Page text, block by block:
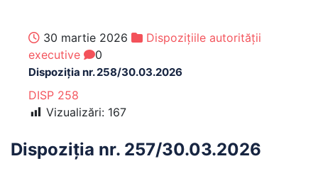
30 martie 2026
Dispozițiile autorității
executive
0
Dispoziția nr. 258/30.03.2026
DISP 258
Vizualizări: 167
Dispoziția nr. 257/30.03.2026